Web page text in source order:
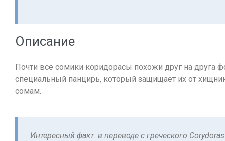
Описание
Почти все сомики коридорасы похожи друг на друга
специальный панцирь, который защищает их от
сомам.
Интересный факт: в переводе с греческого